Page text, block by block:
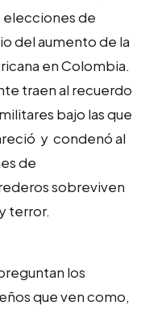
elecciones de
del aumento de la
en Colombia.
traen al recuerdo
bajo las que
y condenó al
de
sobreviven
terror.
los
que ven como,